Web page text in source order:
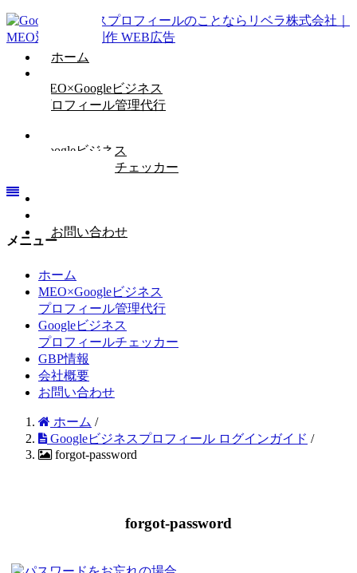
ホーム
MEO×Googleビジネス
プロフィール管理代行
Googleビジネス
プロフィールチェッカー
お問い合わせ
メニュー
ホーム
MEO×Googleビジネス
プロフィール管理代行
Googleビジネス
プロフィールチェッカー
GBP情報
会社概要
お問い合わせ
ホーム /
Googleビジネスプロフィール ログインガイド /
forgot-password
forgot-password